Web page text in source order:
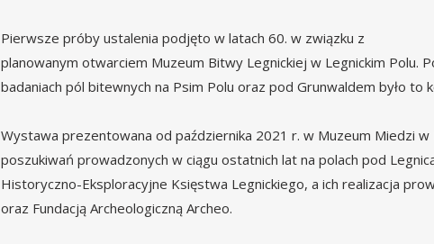
Pierwsze próby ustalenia podjęto w latach 60. w związku z
planowanym otwarciem Muzeum Bitwy Legnickiej w Legnickim Polu.
badaniach pól bitewnych na Psim Polu oraz pod Grunwaldem było
Wystawa prezentowana od października 2021 r. w Muzeum Miedzi
poszukiwań prowadzonych w ciągu ostatnich lat na polach pod
Historyczno-Eksploracyjne Księstwa Legnickiego, a ich realizacja
oraz Fundacją Archeologiczną Archeo.